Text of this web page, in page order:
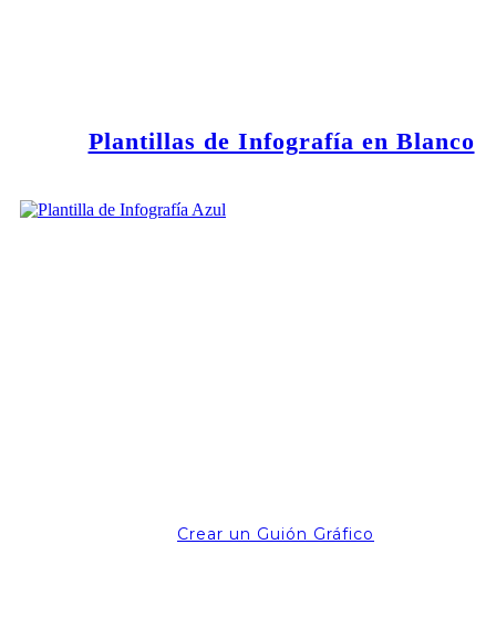
Plantillas de Infografía en Blanco
Crear un Guión Gráfico